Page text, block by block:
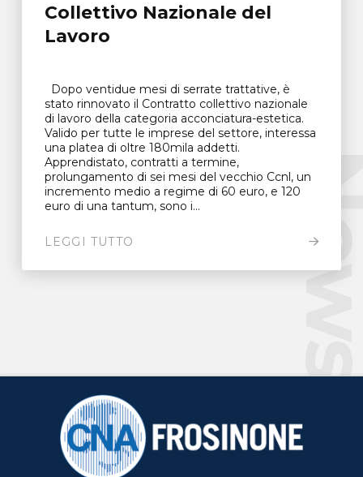
Collettivo Nazionale del
Lavoro
Dopo ventidue mesi di serrate trattative, è
stato rinnovato il Contratto collettivo nazionale
di lavoro della categoria acconciatura-estetica.
Valido per tutte le imprese del settore, interessa
una platea di oltre 180mila addetti.
Apprendistato, contratti a termine,
prolungamento di sei mesi del vecchio Ccnl, un
incremento medio a regime di 60 euro, e 120
euro di una tantum, sono i...
LEGGI TUTTO